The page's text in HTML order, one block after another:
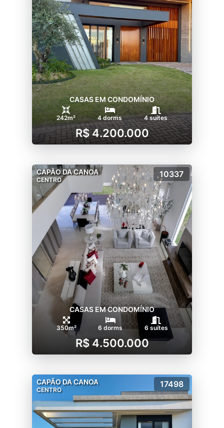
CASAS EM CONDOMÍNIO
242m² 4 dorms 4 suítes
R$ 4.200.000
CAPÃO DA CANOA
CENTRO
10337
CASAS EM CONDOMÍNIO
350m² 6 dorms 6 suítes
R$ 4.500.000
CAPÃO DA CANOA
CENTRO
17498